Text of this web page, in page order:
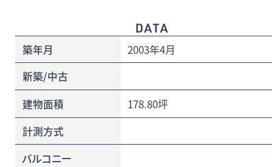
築年月
2003年4月
新築/中古
建物面積
178.80坪
計測方式
バルコニー